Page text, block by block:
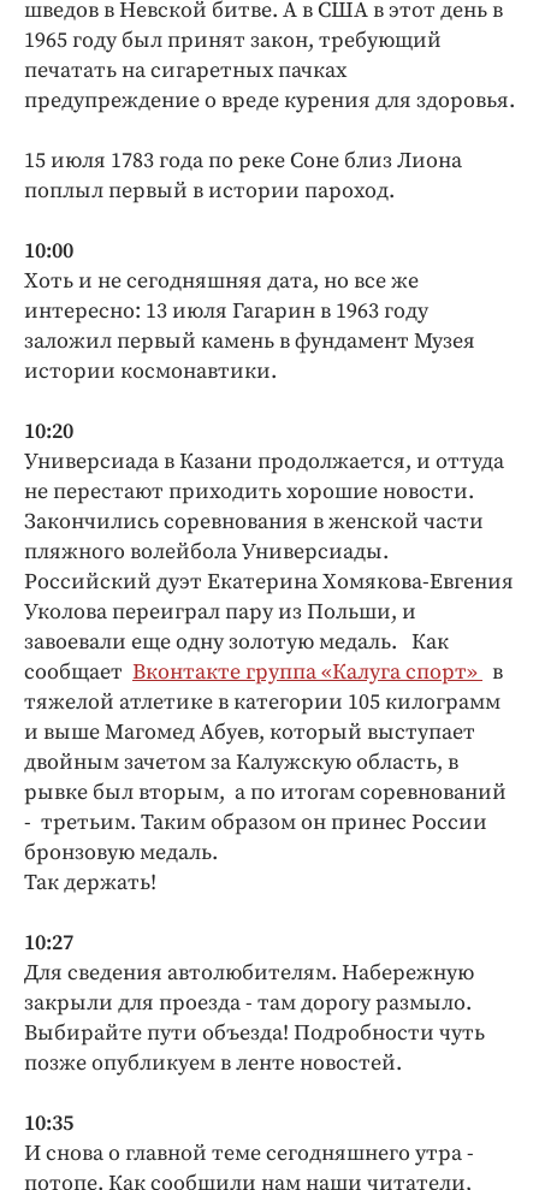
шведов в Невской битве. А в США в этот день в
1965 году был принят закон, требующий
печатать на сигаретных пачках
предупреждение о вреде курения для здоровья.
15 июля 1783 года по реке Соне близ Лиона
поплыл первый в истории пароход.
10:00
Хоть и не сегодняшняя дата, но все же
интересно: 13 июля Гагарин в 1963 году
заложил первый камень в фундамент Музея
истории космонавтики.
10:20
Универсиада в Казани продолжается, и оттуда
не перестают приходить хорошие новости.
Закончились соревнования в женской части
пляжного волейбола Универсиады.
Российский дуэт Екатерина Хомякова-Евгения
Уколова переиграл пару из Польши, и
завоевали еще одну золотую медаль. Как
сообщает Вконтакте группа «Калуга спорт» в
тяжелой атлетике в категории 105 килограмм
и выше Магомед Абуев, который выступает
двойным зачетом за Калужскую область, в
рывке был вторым, а по итогам соревнований
- третьим. Таким образом он принес России
бронзовую медаль.
Так держать!
10:27
Для сведения автолюбителям. Набережную
закрыли для проезда - там дорогу размыло.
Выбирайте пути объезда! Подробности чуть
позже опубликуем в ленте новостей.
10:35
И снова о главной теме сегодняшнего утра -
потопе. Как сообщили нам наши читатели,